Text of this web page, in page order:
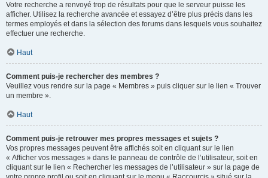
Votre recherche a renvoyé trop de résultats pour que le serveur puisse les
afficher. Utilisez la recherche avancée et essayez d’être plus précis dans les
termes employés et dans la sélection des forums dans lesquels vous souhaitez
effectuer une recherche.
Haut
Comment puis-je rechercher des membres ?
Veuillez vous rendre sur la page « Membres » puis cliquer sur le lien « Trouver
un membre ».
Haut
Comment puis-je retrouver mes propres messages et sujets ?
Vos propres messages peuvent être affichés soit en cliquant sur le lien
« Afficher vos messages » dans le panneau de contrôle de l’utilisateur, soit en
cliquant sur le lien « Rechercher les messages de l’utilisateur » sur la page de